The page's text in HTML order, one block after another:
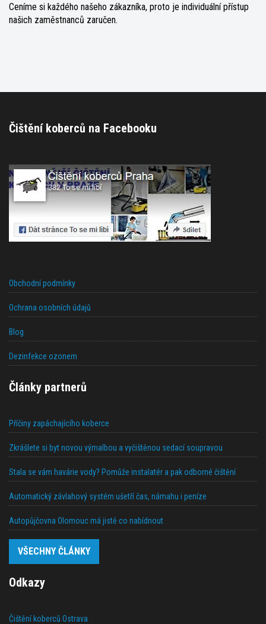
Ceníme si každého našeho zákazníka, proto je individuální přístup
našich zaměstnanců zaručen.
Čištění koberců na Facebooku
Obchodní podmínky
Ochrana osobních údajů
Blog
Dezinfekce ozonem
Články partnerů
Příčiny zapáchajícího koberce
Zkrášlete si byt novou výmalbou a vyčištěnou sedací soupravou
Stala se vám havárie vody? Pomůže instalatér a pak odborné čištění
Automatický závlahový systém ušetří čas, námahu i peníze
Autopůjčovna Olomouc má jistě co nabídnout
VŠECHNY ČLÁNKY
Odkazy
Čištění koberců Ostrava